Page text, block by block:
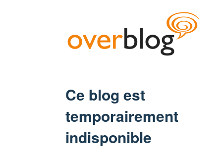
Ce blog est
temporairement
indisponible